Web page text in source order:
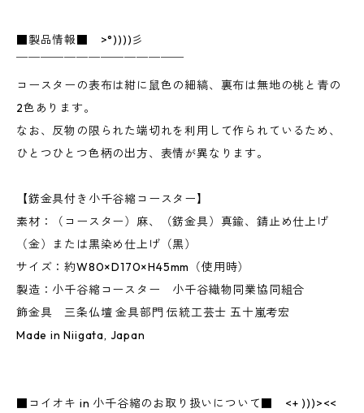
■製品情報■ >°))))彡
￣￣￣￣￣￣￣￣￣￣￣￣￣￣
コースターの表布は紺に鼠色の細縞、裏布は無地の桃と青の
2色あります。
なお、反物の限られた端切れを利用して作られているため、
ひとつひとつ色柄の出方、表情が異なります。
【錺金具付き小千谷縮コースター】
素材：（コースター）麻、（錺金具）真鍮、錆止め仕上げ
（金）または黒染め仕上げ（黒）
サイズ：約W80×D170×H45mm（使用時）
製造：小千谷縮コースター 小千谷織物同業協同組合
飾金具 三条仏壇 金具部門 伝統工芸士 五十嵐考宏
Made in Niigata, Japan
■コイオキ in 小千谷縮のお取り扱いについて■ <+ )))><<